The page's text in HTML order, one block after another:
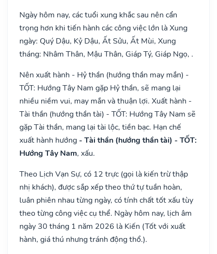
Ngày hôm nay, các tuổi xung khắc sau nên cẩn
trọng hơn khi tiến hành các công việc lớn là Xung
ngày: Quý Dậu, Kỷ Dậu, Ất Sửu, Ất Mùi, Xung
tháng: Nhâm Thân, Mậu Thân, Giáp Tý, Giáp Ngọ, .
Nên xuất hành - Hỷ thần (hướng thần may mắn) -
TỐT: Hướng Tây Nam gặp Hỷ thần, sẽ mang lại
nhiều niềm vui, may mắn và thuận lợi. Xuất hành -
Tài thần (hướng thần tài) - TỐT: Hướng Tây Nam sẽ
gặp Tài thần, mang lại tài lộc, tiền bạc. Hạn chế
xuất hành hướng - Tài thần (hướng thần tài) - TỐT:
Hướng Tây Nam, xấu.
Theo Lịch Vạn Sự, có 12 trực (gọi là kiến trừ thập
nhị khách), được sắp xếp theo thứ tự tuần hoàn,
luân phiên nhau từng ngày, có tính chất tốt xấu tùy
theo từng công việc cụ thể. Ngày hôm nay, lịch âm
ngày 30 tháng 1 năm 2026 là Kiến (Tốt với xuất
hành, giá thú nhưng tránh động thổ.).